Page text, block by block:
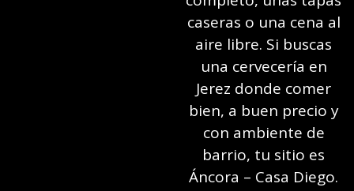
caseras o una cena al
aire libre. Si buscas
una cervecería en
Jerez donde comer
bien, a buen precio y
con ambiente de
barrio, tu sitio es
Áncora – Casa Diego.